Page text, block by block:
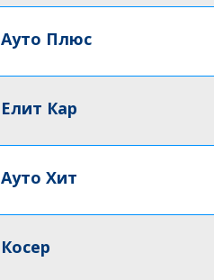
Ауто Плюс
Елит Кар
Ауто Хит
Косер